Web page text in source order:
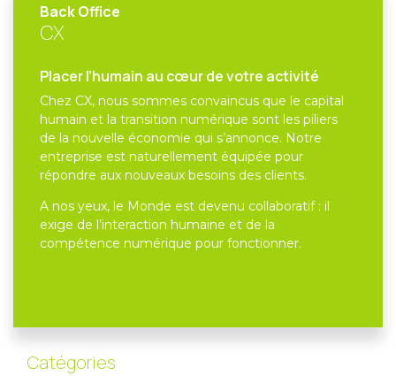
Back Office
CX
Placer l’humain au cœur de votre activité
Chez CX, nous sommes convaincus que le capital
humain et la transition numérique sont les piliers
de la nouvelle économie qui s’annonce. Notre
entreprise est naturellement équipée pour
répondre aux nouveaux besoins des clients.
A nos yeux, le Monde est devenu collaboratif : il
exige de l’interaction humaine et de la
compétence numérique pour fonctionner.
Catégories